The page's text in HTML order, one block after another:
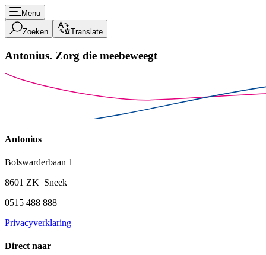
Menu
Zoeken Translate
Antonius. Zorg die meebeweegt
Antonius
Bolswarderbaan 1
8601 ZK Sneek
0515 488 888
Privacyverklaring
Direct naar